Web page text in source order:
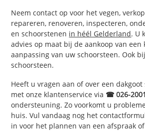
Neem contact op voor het vegen,
repareren, renoveren, inspecteren,
en schoorstenen in héél Gelderland. U
advies op maat bij de aankoop van een
aanpassing van uw schoorsteen. Ook
schoorsteen.
Heeft u vragen aan of over een dakgoot
met onze klantenservice via ☎ 026-
ondersteuning. Zo voorkomt u
huis. Vul vandaag nog het
in voor het plannen van een afspraak